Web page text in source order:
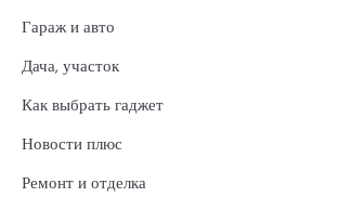
Гараж и авто
Дача, участок
Как выбрать гаджет
Новости плюс
Ремонт и отделка